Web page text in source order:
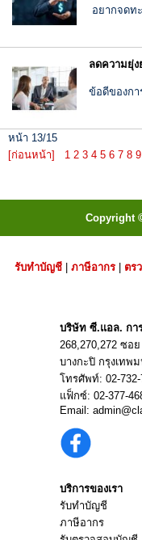
อยากจดท
ลดความยุ่ง
ข้อดีของกา
หน้า 13/15
[ก่อนหน้า]
1 2 3 4 5 6 7 8 9
Copyright
รับทำบัญชี ภาษีอากร ตร
บริษัท ซี.แอล. ก
268,270,272 ซอ
บางกะปิ กรุงเทพ
โทรศัพท์: 02-
แฟ็กซ์: 02-377-
Email:
บริการของเรา
รับทำบัญชี
ภาษีอากร